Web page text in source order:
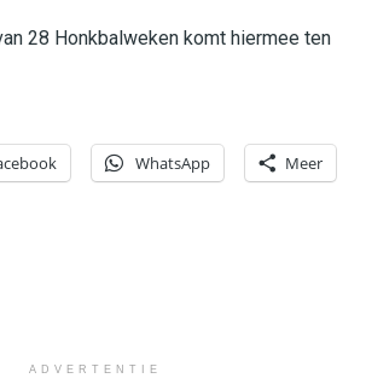
28 Honkbalweken komt hiermee ten
WhatsApp Meer
ADVERTENTIE